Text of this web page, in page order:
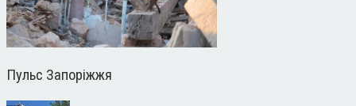
Пульс Запоріжжя